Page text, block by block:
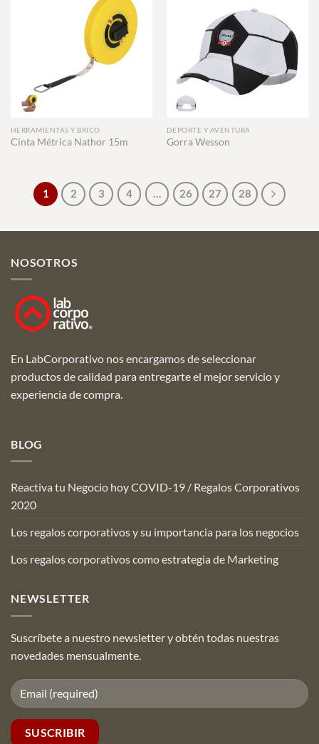
HERRAMIENTAS Y BRICO
Cinta Métrica Nathor 15m
DEPORTE Y AVENTURA
Gorra Wesson
1 2 3 4 … 26 27 28
NOSOTROS
En LabCorporativo nos encargamos de seleccionar
productos de calidad para entregarte el mejor servicio y
experiencia de compra.
BLOG
Reactiva tu Negocio hoy COVID-19 / Regalos Corporativos
2020
Los regalos corporativos y su importancia para los negocios
Los regalos corporativos como estrategia de Marketing
NEWSLETTER
Suscríbete a nuestro newsletter y obtén todas nuestras
novedades mensualmente.